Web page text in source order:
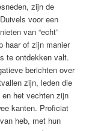
zijn de
voor een
van “echt”
haar of zijn manier
te ontdekken valt.
berichten over
zijn, leden die
het vechten zijn
kanten. Proficiat
heb, met hun